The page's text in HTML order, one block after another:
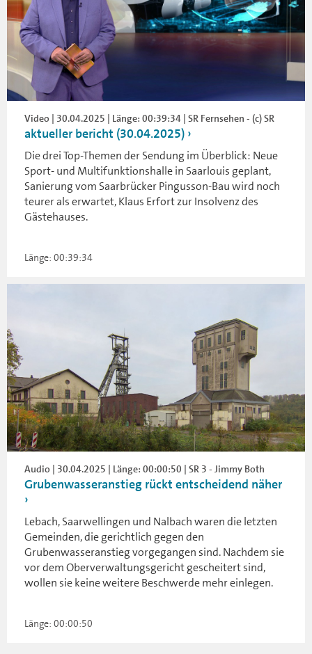
Video | 30.04.2025 | Länge: 00:39:34 | SR Fernsehen - (c) SR
aktueller bericht (30.04.2025)
Die drei Top-Themen der Sendung im Überblick: Neue
Sport- und Multifunktionshalle in Saarlouis geplant,
Sanierung vom Saarbrücker Pingusson-Bau wird noch
teurer als erwartet, Klaus Erfort zur Insolvenz des
Gästehauses.
Länge: 00:39:34
Audio | 30.04.2025 | Länge: 00:00:50 | SR 3 - Jimmy Both
Grubenwasseranstieg rückt entscheidend näher
Lebach, Saarwellingen und Nalbach waren die letzten
Gemeinden, die gerichtlich gegen den
Grubenwasseranstieg vorgegangen sind. Nachdem sie
vor dem Oberverwaltungsgericht gescheitert sind,
wollen sie keine weitere Beschwerde mehr einlegen.
Länge: 00:00:50